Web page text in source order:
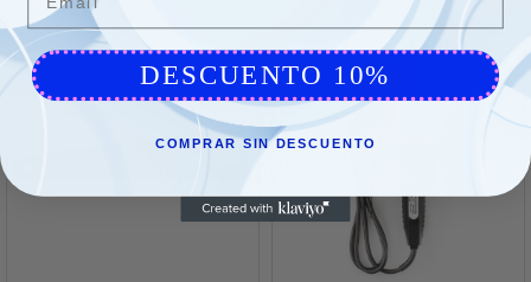
DESCUENTO 10%
COMPRAR SIN DESCUENTO